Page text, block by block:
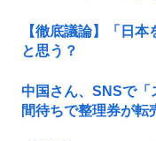
【徹底議論】「日
と思う？
中国さん、SNSで
間待ちで整理券が